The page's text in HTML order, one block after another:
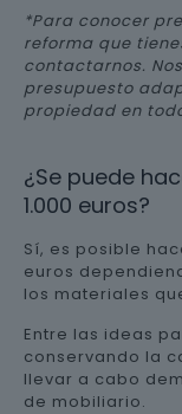
*Para conocer
reforma que
contactarnos.
presupuesto
propiedad en
¿Se puede
1.000 euros?
Sí, es posible
euros
los materiales
Entre las ideas
conservando la
llevar a cabo
de mobiliario.